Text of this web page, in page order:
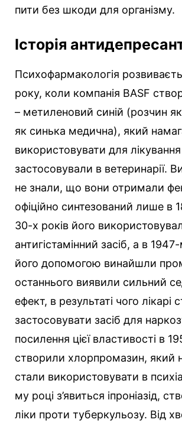
пити без шкоди для організму.
Історія
Психофармакологія
року, коли компанія BASF
– метиленовий синій (розчин
як синька медична), який
використовувати для лікування
застосовували в ветеринарії.
не знали, що вони отримали
офіційно синтезований лише в
30-х років його
антигістамінний засіб, а в
його допомогою винайшли
останнього виявили сильний
ефект, в результаті чого лікарі
застосовувати засіб для
посилення цієї властивості в
створили хлорпромазин, який
стали використовувати в
му році з’явиться іпроніазід,
ліки проти туберкульозу. Від